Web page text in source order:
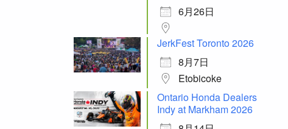
6月26日
JerkFest Toronto 2026
8月7日
Etobicoke
Ontario Honda Dealers
Indy at Markham 2026